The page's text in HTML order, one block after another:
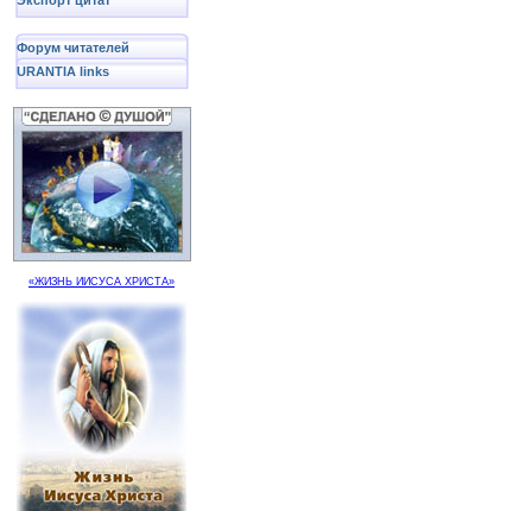
Форум читателей
URANTIA links
«ЖИЗНЬ ИИСУСА ХРИСТА»